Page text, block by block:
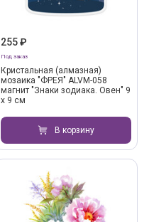
255 ₽
Под заказ
Кристальная (алмазная)
мозаика "ФРЕЯ" ALVM-058
магнит "Знаки зодиака. Овен" 9
х 9 см
В корзину